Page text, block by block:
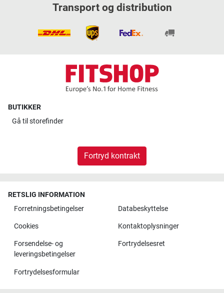
Transport og distribution
BUTIKKER
Gå til storefinder
Fortryd kontrakt
RETSLIG INFORMATION
Forretningsbetingelser
Databeskyttelse
Cookies Kontaktoplysninger
Forsendelse- og
leveringsbetingelser
Fortrydelsesret
Fortrydelsesformular